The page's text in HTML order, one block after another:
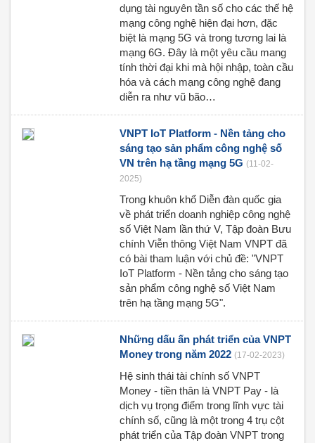
dụng tài nguyên tần số cho các thế hệ
mạng công nghệ hiện đại hơn, đặc
biệt là mạng 5G và trong tương lai là
mạng 6G. Đây là một yêu cầu mang
tính thời đại khi mà hội nhập, toàn cầu
hóa và cách mạng công nghệ đang
diễn ra như vũ bão…
VNPT IoT Platform - Nền tảng cho
sáng tạo sản phẩm công nghệ số
VN trên hạ tầng mạng 5G (11-02-
2025)
Trong khuôn khổ Diễn đàn quốc gia
về phát triển doanh nghiệp công nghệ
số Việt Nam lần thứ V, Tập đoàn Bưu
chính Viễn thông Việt Nam VNPT đã
có bài tham luận với chủ đề: "VNPT
IoT Platform - Nền tảng cho sáng tạo
sản phẩm công nghệ số Việt Nam
trên hạ tầng mạng 5G".
Những dấu ấn phát triển của VNPT
Money trong năm 2022 (17-02-2023)
Hệ sinh thái tài chính số VNPT
Money - tiền thân là VNPT Pay - là
dịch vụ trọng điểm trong lĩnh vực tài
chính số, cũng là một trong 4 trụ cột
phát triển của Tập đoàn VNPT trong